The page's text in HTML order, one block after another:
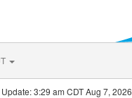
3:29 am CDT Aug 7, 2026